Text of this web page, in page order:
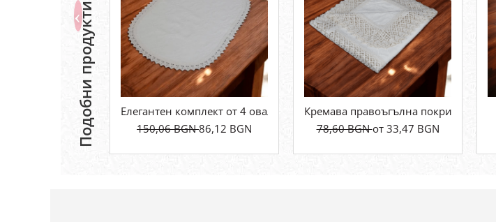
Подобни продукти
Елегантен комплект от 4 овални кърпички
150,06 BGN86,12 BGN
Кремава правоъгълна покривка 3
78,60 BGNот 33,47 BGN